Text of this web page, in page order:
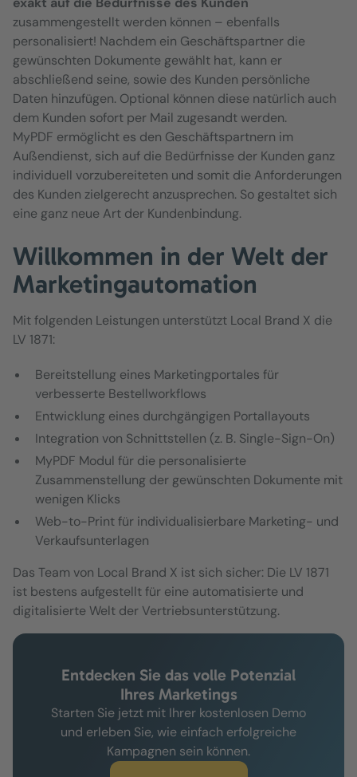
zusammengestellt werden können – ebenfalls
personalisiert! Nachdem ein Geschäftspartner die
gewünschten Dokumente gewählt hat, kann er
abschließend seine, sowie des Kunden persönliche
Daten hinzufügen. Optional können diese natürlich auch
dem Kunden sofort per Mail zugesandt werden.
MyPDF ermöglicht es den Geschäftspartnern im
Außendienst, sich auf die Bedürfnisse der Kunden ganz
individuell vorzubereiteten und somit die Anforderungen
des Kunden zielgerecht anzusprechen. So gestaltet sich
eine ganz neue Art der Kundenbindung.
Willkommen in der Welt der
Marketingautomation
Mit folgenden Leistungen unterstützt Local Brand X die
LV 1871:
Bereitstellung eines Marketingportales für
verbesserte Bestellworkflows
Entwicklung eines durchgängigen Portallayouts
Integration von Schnittstellen (z. B. Single-Sign-On)
MyPDF Modul für die personalisierte
Zusammenstellung der gewünschten Dokumente mit
wenigen Klicks
Web-to-Print für individualisierbare Marketing- und
Verkaufsunterlagen
Das Team von Local Brand X ist sich sicher: Die LV 1871
ist bestens aufgestellt für eine automatisierte und
digitalisierte Welt der Vertriebsunterstützung.
Entdecken Sie das volle Potenzial
Ihres Marketings
Starten Sie jetzt mit Ihrer kostenlosen Demo
und erleben Sie, wie einfach erfolgreiche
Kampagnen sein können.